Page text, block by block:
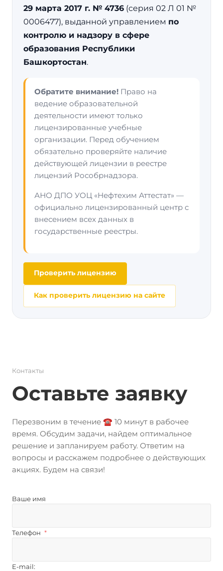
29 марта 2017 г. № 4736 (серия 02 Л 01 №
0006477), выданной управлением по
контролю и надзору в сфере
образования Республики
Башкортостан.
Обратите внимание! Право на
ведение образовательной
деятельности имеют только
лицензированные учебные
организации. Перед обучением
обязательно проверяйте наличие
действующей лицензии в реестре
лицензий Рособрнадзора.
АНО ДПО УОЦ «Нефтехим Аттестат» —
официально лицензированный центр с
внесением всех данных в
государственные реестры.
Проверить лицензию
Как проверить лицензию на сайте
Контакты
Оставьте заявку
Перезвоним в течение ☎️ 10 минут в рабочее
время. Обсудим задачи, найдем оптимальное
решение и запланируем работу. Ответим на
вопросы и расскажем подробнее о действующих
акциях. Будем на связи!
Ваше имя
Телефон *
E-mail: